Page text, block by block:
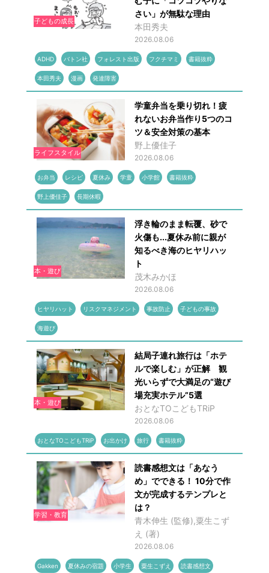
子どもの成長
さい」が無駄な理由
本田秀夫
2026.08.06
ADHD バトン社 フォレスト出版 フクチマミ 書籍抜粋
本田秀夫 漫画 発達障害
ライフスタイル
学童弁当を乗り切れ！疲
れないお弁当作り5つのコ
ツ＆安全対策の基本
野上優佳子
2026.08.06
お弁当 レシピ 夏休み 学童 小学館 書籍抜粋
野上優佳子 長期休暇
本・遊び
浮き輪のまま転覆、砂で
火傷も...夏休み前に親が
知るべき海のヒヤリハッ
ト
茂木みかほ
2026.08.06
ヒヤリハット リスクマネジメント 事故防止 子どもの事故
海遊び
本・遊び
結局子連れ旅行は「ホテ
ルで楽しむ」が正解 観
光いらずで大満足の“遊び
場充実ホテル”5選
おとなTOこどもTRiP
2026.08.06
おとなTOこどもTRiP お出かけ 旅行 書籍抜粋
学習・教育
読書感想文は「あなう
め」でできる！ 10分で作
文が完成するテンプレと
は？
青木伸生 (監修),粟生こず
え (著)
2026.08.06
Gakken 夏休みの宿題 小学生 粟生こずえ 読書感想文